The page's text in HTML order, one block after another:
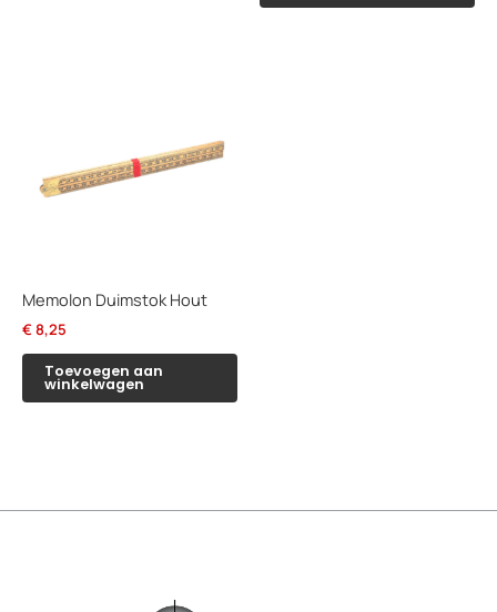
Memolon Duimstok Hout
€ 8,25
Toevoegen aan
winkelwagen